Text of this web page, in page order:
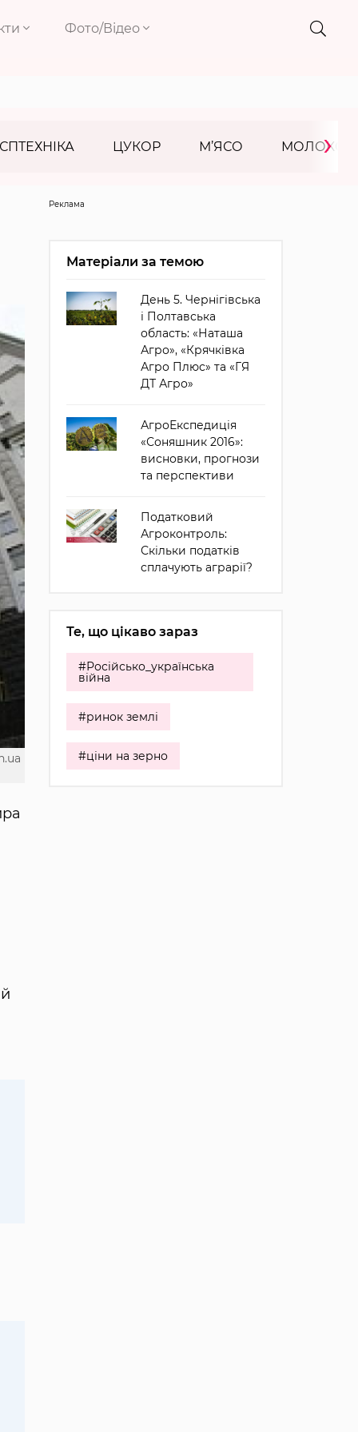
Фото/Відео
ЦУКОР М’ЯСО МОЛОКО
›
Реклама
Матеріали за темою
День 5. Чернігівська
і Полтавська
область: «Наташа
Агро», «Крячківка
Агро Плюс» та «ГЯ
ДТ Агро»
АгроЕкспедиція
«Соняшник 2016»:
висновки, прогнози
та перспективи
Податковий
Агроконтроль:
Скільки податків
сплачують аграрії?
Те, що цікаво зараз
#Російсько_українська
війна
#ринок землі
#ціни на зерно